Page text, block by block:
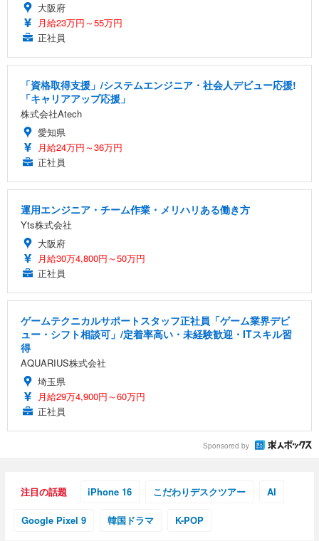
大阪府
月給23万円～55万円
正社員
「資格取得支援」/システムエンジニア・社会人デビュー応援!
「キャリアアップ応援」
株式会社Atech
愛知県
月給24万円～36万円
正社員
運用エンジニア・チーム作業・メリハリある働き方
Yts株式会社
大阪府
月給30万4,800円～50万円
正社員
ゲームテクニカルサポートスタッフ正社員「ゲーム業界デビ
ュー・シフト相談可」/定着率高い・未経験歓迎・ITスキル習
得
AQUARIUS株式会社
埼玉県
月給29万4,900円～60万円
正社員
Sponsored by
注目の話題 iPhone 16 こだわりデスクツアー AI
Google Pixel 9 韓国ドラマ K-POP